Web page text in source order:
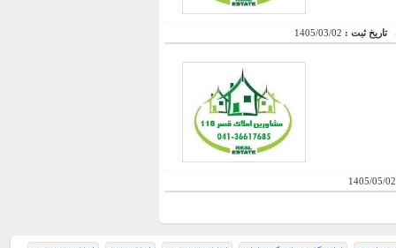
تاریخ ثبت : 1405/03/02
1405/05/02